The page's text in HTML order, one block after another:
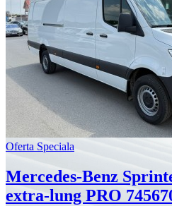
Oferta Speciala
Mercedes-Benz
extra-lung PRO